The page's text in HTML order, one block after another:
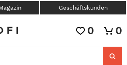
Geschäftskunden
0 0